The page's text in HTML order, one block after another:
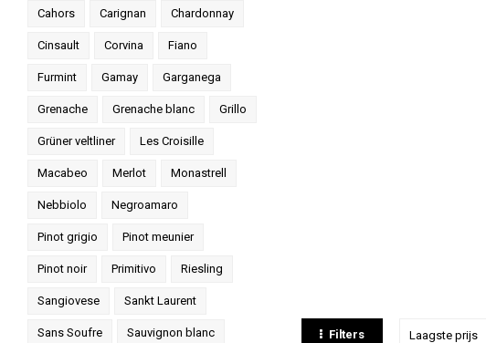
Cahors Carignan Chardonnay
Cinsault Corvina Fiano
Furmint Gamay Garganega
Grenache Grenache blanc Grillo
Grüner veltliner Les Croisille
Macabeo Merlot Monastrell
Nebbiolo Negroamaro
Pinot grigio Pinot meunier
Pinot noir Primitivo Riesling
Sangiovese Sankt Laurent
Sans Soufre Sauvignon blanc Filters Laagste prijs